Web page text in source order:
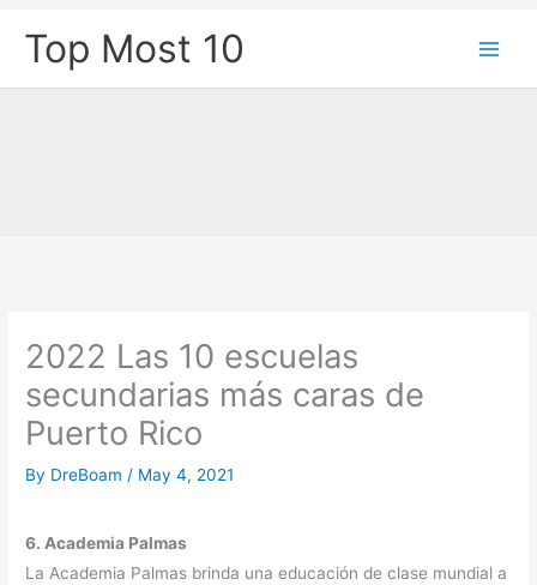
Top Most 10
2022 Las 10 escuelas
secundarias más caras de
Puerto Rico
By DreBoam / May 4, 2021
6. Academia Palmas
La Academia Palmas brinda una educación de clase mundial a